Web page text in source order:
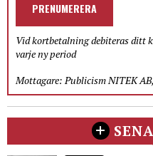
PRENUMERERA
Vid kortbetalning debiteras ditt
varje ny period
Mottagare: Publicism NITEK